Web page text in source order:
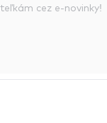
cez e-novinky!